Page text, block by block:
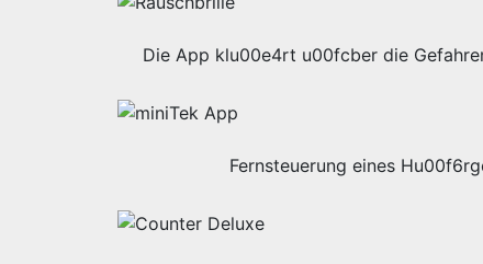
Die App klu00e4rt u00fcber die
Fernsteuerung eines